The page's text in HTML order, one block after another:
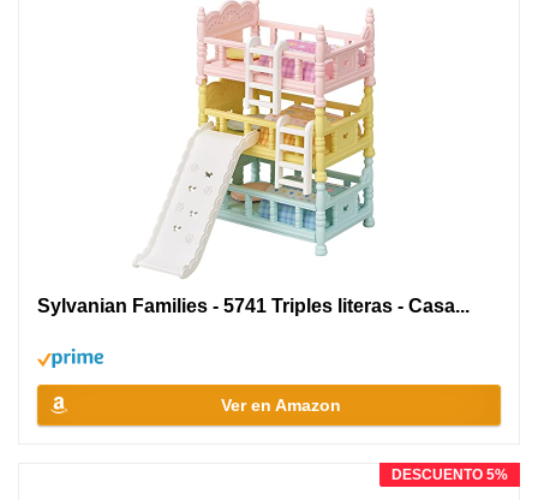
Sylvanian Families - 5741 Triples literas - Casa...
Ver en Amazon
DESCUENTO 5%